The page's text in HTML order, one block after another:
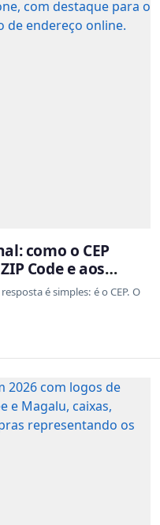
como o CEP
Code e aos
é simples: é o CEP. O